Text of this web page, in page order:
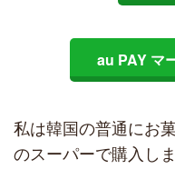
au PAY マ
私は韓国の普通にお
のスーパーで購入しま